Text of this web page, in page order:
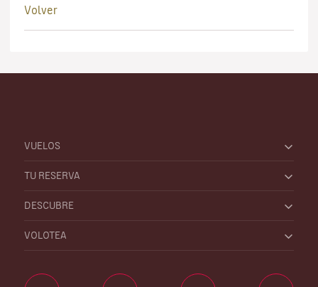
Volver
VUELOS
TU RESERVA
DESCUBRE
VOLOTEA